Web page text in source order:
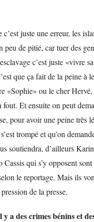
c’est juste une erreur, les
peu de pitié, car tuer des
c’est juste «vivre
que ça fait de la peine à
«Sophie» ou le cher
fout. Et ensuite on peut
pour avoir une peine très
trompé et qu’on
soutiendra, d’ailleurs
Cassis qui s’y opposent
le reportage. Mais ils
de la presse.
a des crimes bénins et